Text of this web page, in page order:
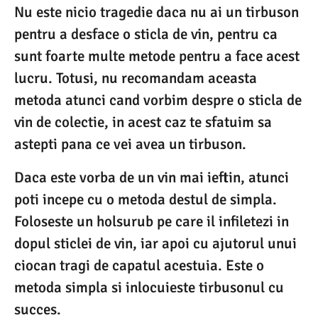
Nu este nicio tragedie daca nu ai un tirbuson
pentru a desface o sticla de vin, pentru ca
sunt foarte multe metode pentru a face acest
lucru. Totusi, nu recomandam aceasta
metoda atunci cand vorbim despre o sticla de
vin de colectie, in acest caz te sfatuim sa
astepti pana ce vei avea un tirbuson.
Daca este vorba de un vin mai ieftin, atunci
poti incepe cu o metoda destul de simpla.
Foloseste un holsurub pe care il infiletezi in
dopul sticlei de vin, iar apoi cu ajutorul unui
ciocan tragi de capatul acestuia. Este o
metoda simpla si inlocuieste tirbusonul cu
succes.